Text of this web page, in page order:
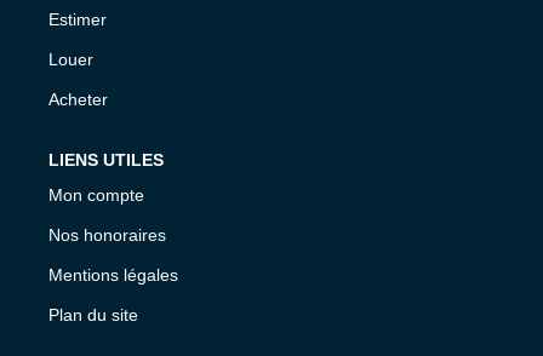
Estimer
Louer
Acheter
LIENS UTILES
Mon compte
Nos honoraires
Mentions légales
Plan du site